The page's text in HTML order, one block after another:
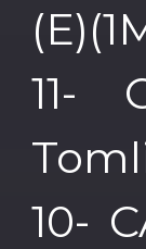
11-
10-